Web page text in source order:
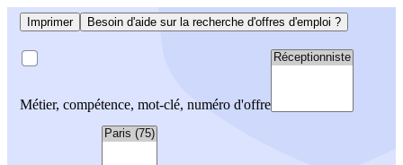
Imprimer Besoin d'aide sur la recherche d'offres d'emploi ?
Métier, compétence, mot-clé, numéro d'offre